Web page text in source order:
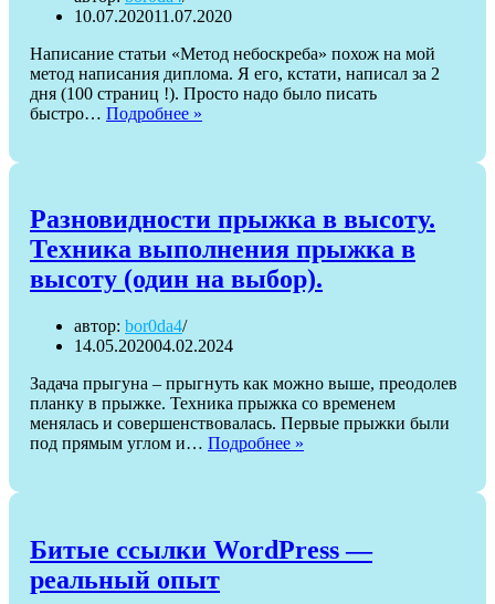
10.07.202011.07.2020
Написание статьи «Метод небоскреба» похож на мой
метод написания диплома. Я его, кстати, написал за 2
дня (100 страниц !). Просто надо было писать
быстро… Подробнее »
Разновидности прыжка в высоту.
Техника выполнения прыжка в
высоту (один на выбор).
автор: bor0da4
14.05.202004.02.2024
Задача прыгуна – прыгнуть как можно выше, преодолев
планку в прыжке. Техника прыжка со временем
менялась и совершенствовалась. Первые прыжки были
под прямым углом и… Подробнее »
прыжка
Битые ссылки WordPress —
реальный опыт